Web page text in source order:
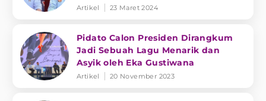
Artikel 23 Maret 2024
Pidato Calon Presiden Dirangkum
Jadi Sebuah Lagu Menarik dan
Asyik oleh Eka Gustiwana
Artikel 20 November 2023